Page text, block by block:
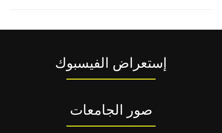
إستعراض الفيسبوك
صور الجامعات